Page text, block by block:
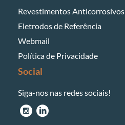
Revestimentos Anticorrosivos
Eletrodos de Referência
Webmail
Política de Privacidade
Social
Siga-nos nas redes sociais!